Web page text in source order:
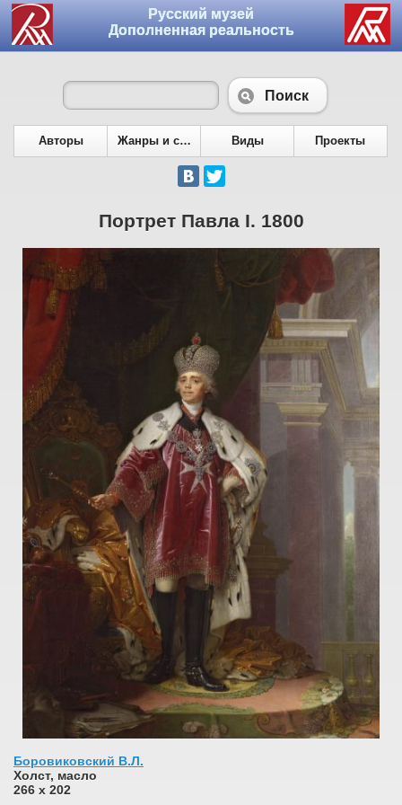
Русский музей
Дополненная реальность
Поиск
Авторы Жанры и сюжеты Виды Проекты
Портрет Павла I. 1800
Боровиковский В.Л.
Холст, масло
266 х 202